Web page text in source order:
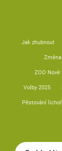
Jak zhubnout
ZOO Nové
Volby 2025
Pěstování